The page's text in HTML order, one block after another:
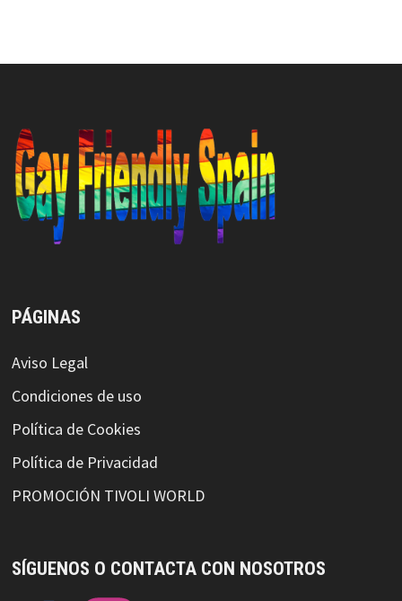
PÁGINAS
Aviso Legal
Condiciones de uso
Política de Cookies
Política de Privacidad
PROMOCIÓN TIVOLI WORLD
SÍGUENOS O CONTACTA CON NOSOTROS